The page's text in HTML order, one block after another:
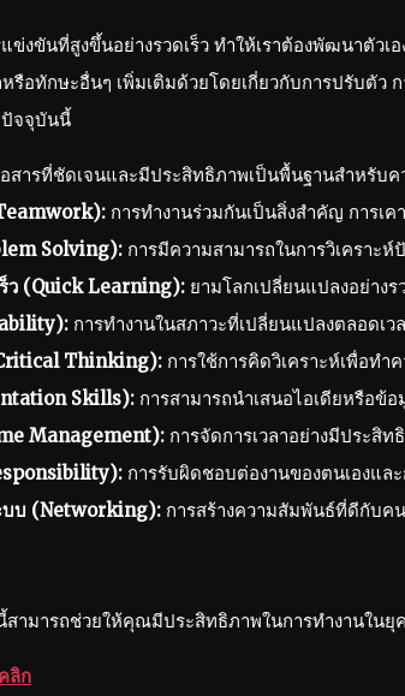
ข่งขันที่สูงขึ้นอย่างรวดเร็ว ทำให้เราต้องพัฒนาตัว
หรือทักษะอื่นๆ เพิ่มเติมด้วยโดยเกี่ยวกับการปรับ
จจุบันนี้
สารที่ชัดเจนและมีประสิทธิภาพเป็นพื้นฐานสำหรับ
การทำงานร่วมกันเป็นสิ่งสำคัญ การเ
Solving): การมีความสามารถในการวิเคราะ
ร็ว (Quick Learning): ยามโลกเปลี่ยนแปลงอย่างร
การทำงานในสภาวะที่เปลี่ยนแปลงตลอดเ
Thinking): การใช้การคิดวิเคราะห์เพื่อท
Skills): การสามารถนำเสนอไอเดียหรือข้
Management): การจัดการเวลาอย่างมีประสิ
การรับผิดชอบต่องานของตนเองแล
บบ (Networking): การสร้างความสัมพันธ์ที่ดีกับค
ามารถช่วยให้คุณมีประสิทธิภาพในการทำงานใน
ลิก